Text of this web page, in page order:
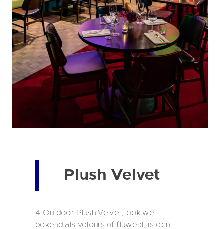
Plush Velvet
4 Outdoor Plush Velvet, ook wel
bekend als velours of fluweel, is een